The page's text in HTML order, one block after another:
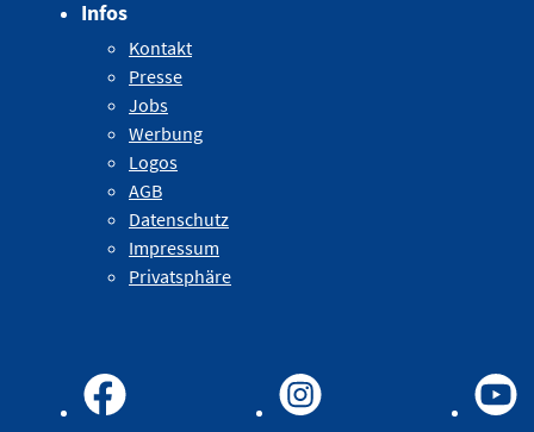
Infos
Kontakt
Presse
Jobs
Werbung
Logos
AGB
Datenschutz
Impressum
Privatsphäre